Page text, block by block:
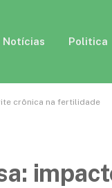
Notícias Politica
crônica na fertilidade